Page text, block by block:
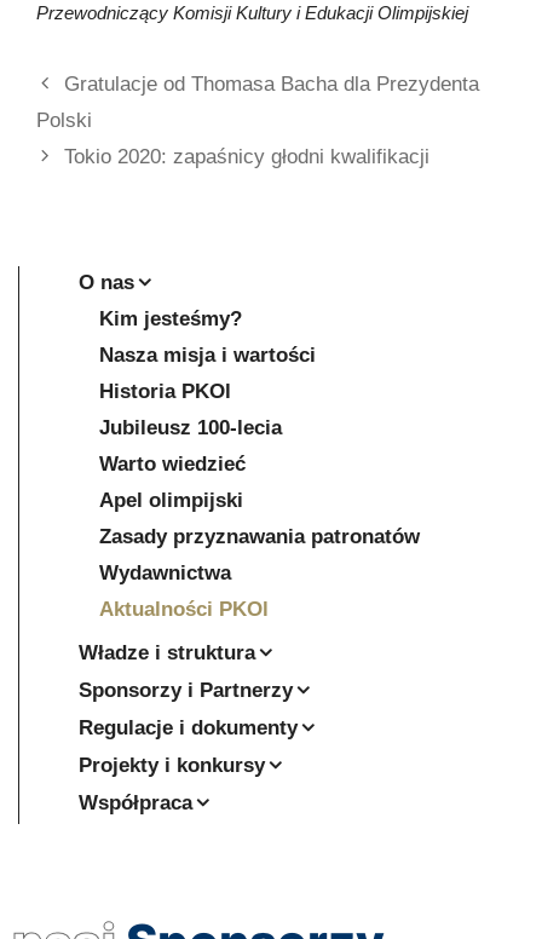
Przewodniczący Komisji Kultury i Edukacji Olimpijskiej
Gratulacje od Thomasa Bacha dla Prezydenta
Polski
Tokio 2020: zapaśnicy głodni kwalifikacji
O nas
Kim jesteśmy?
Nasza misja i wartości
Historia PKOl
Jubileusz 100-lecia
Warto wiedzieć
Apel olimpijski
Zasady przyznawania patronatów
Wydawnictwa
Aktualności PKOl
Władze i struktura
Sponsorzy i Partnerzy
Regulacje i dokumenty
Projekty i konkursy
Współpraca